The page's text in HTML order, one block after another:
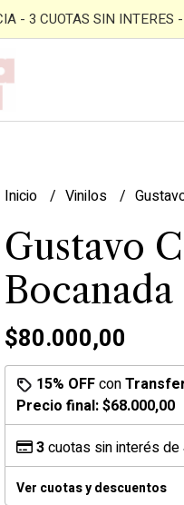
- 3 CUOTAS SIN INTERES
Inicio Vinilos
Gustavo
Bocanada
$80.000,00
15% OFFcon
Precio final:$68.000,00
3cuotas sin interés de
Ver cuotas y descuentos